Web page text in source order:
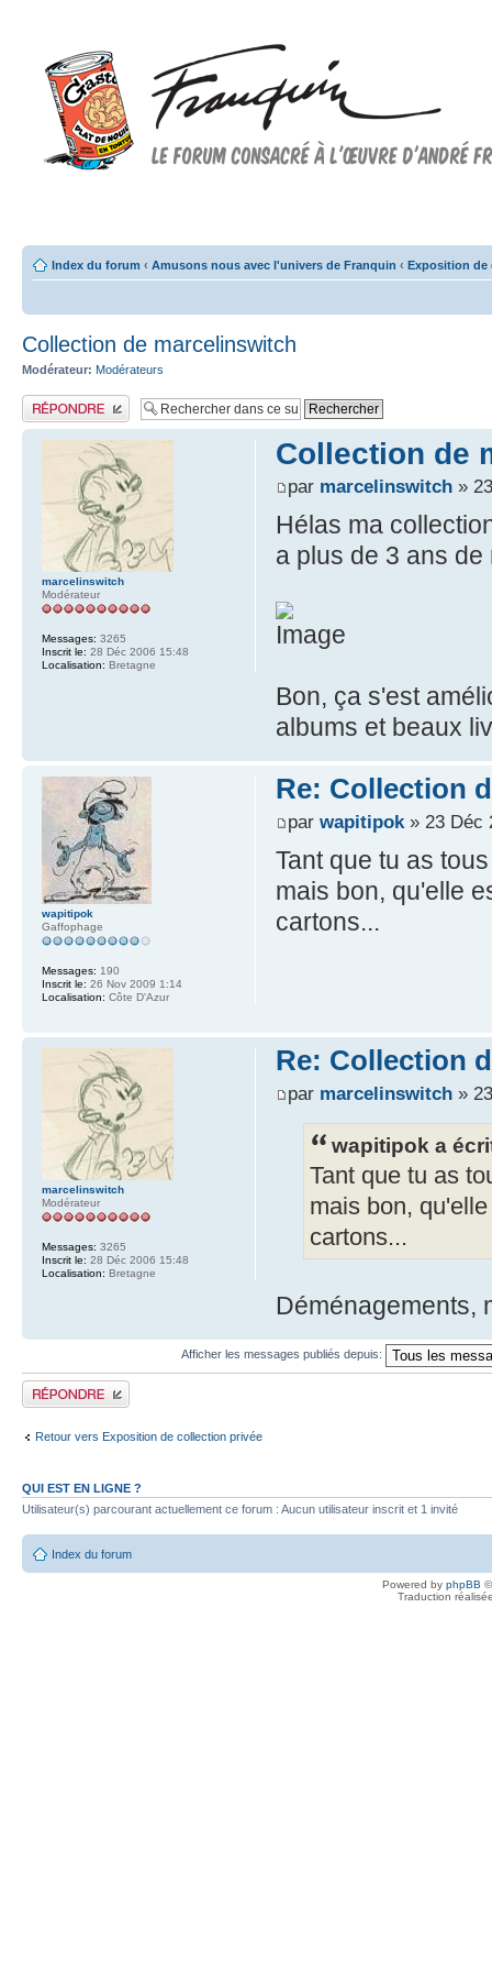
Index du forum ‹ Amusons nous avec l'univers de Franquin ‹ Exposition de
Collection de marcelinswitch
Modérateur: Modérateurs
Publier une réponse
Collection de
par marcelinswitch»
Hélas ma
a plus de 3 ans
Bon, ça s'est
albums et beaux
marcelinswitch
Modérateur
Messages: 3265
Inscrit le: 28 Déc 2006 15:48
Localisation: Bretagne
Re: Collection
par wapitipok» 23 Déc
Tant que tu as
mais bon, qu'elle
cartons...
wapitipok
Gaffophage
Messages: 190
Inscrit le: 26 Nov 2009 1:14
Localisation: Côte D'Azur
Re: Collection
par marcelinswitch»
wapitipok a
Tant que tu as
mais bon,
cartons...
Déménagements,
marcelinswitch
Modérateur
Messages: 3265
Inscrit le: 28 Déc 2006 15:48
Localisation: Bretagne
Afficher les messages publiés depuis:
Publier une réponse
Retour vers Exposition de collection privée
QUI EST EN LIGNE ?
Utilisateur(s) parcourant actuellement ce forum : Aucun utilisateur inscrit et 1 invité
Index du forum
Powered by phpBB
Traduction